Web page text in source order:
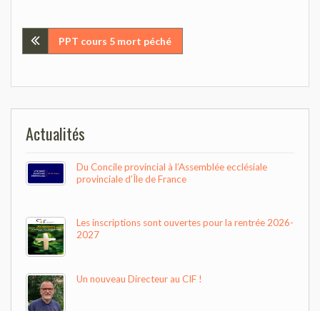
Navigation
l’article
PPT cours 5 mort péché
Actualités
Du Concile provincial à l’Assemblée ecclésiale
provinciale d’Île de France
Les inscriptions sont ouvertes pour la rentrée 2026-
2027
Un nouveau Directeur au CIF !